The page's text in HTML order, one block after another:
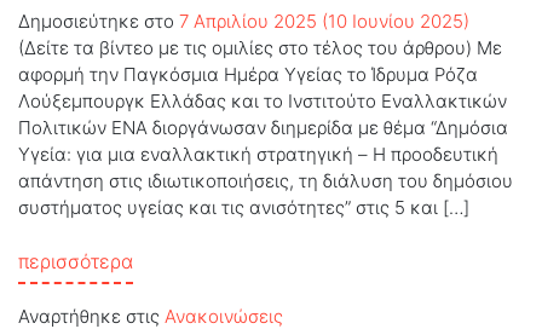
Δημοσιεύτηκε στο 7 Απριλίου 2025 (10 Ιουνίου 2025)
(Δείτε τα βίντεο με τις ομιλίες στο τέλος του άρθρου) Με
αφορμή την Παγκόσμια Ημέρα Υγείας το Ίδρυμα Ρόζα
Λούξεμπουργκ Ελλάδας και το Ινστιτούτο Εναλλακτικών
Πολιτικών ΕΝΑ διοργάνωσαν διημερίδα με θέμα “Δημόσια
Υγεία: για μια εναλλακτική στρατηγική – H προοδευτική
απάντηση στις ιδιωτικοποιήσεις, τη διάλυση του δημόσιου
συστήματος υγείας και τις ανισότητες” στις 5 και […]
περισσότερα
Αναρτήθηκε στις Ανακοινώσεις